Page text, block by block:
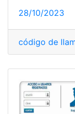
28/10/2023
código de